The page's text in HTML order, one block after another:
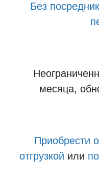
Без
месяца,
Приобрести
отгрузкой или